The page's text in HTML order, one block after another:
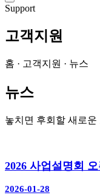
Support
고객지원
홈 · 고객지원 · 뉴스
뉴스
놓치면 후회할 새로
2026 사업설명회
2026-01-28